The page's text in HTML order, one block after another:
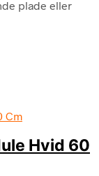
plade eller
Hvid 60